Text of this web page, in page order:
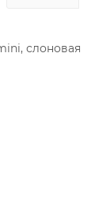
слоновая